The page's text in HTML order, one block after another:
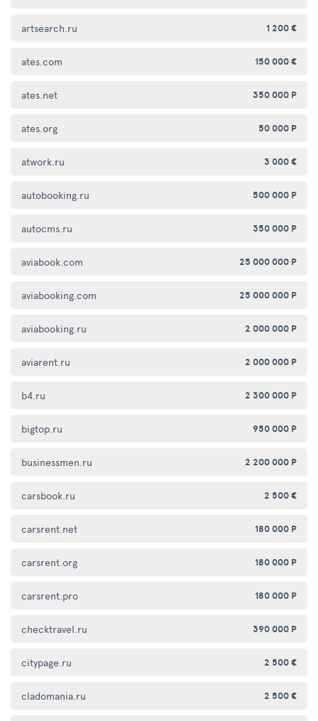
artsearch.ru 1 200 €
ates.com 150 000 €
ates.net 350 000 Р
ates.org 50 000 Р
atwork.ru 3 000 €
autobooking.ru 500 000 Р
autocms.ru 350 000 Р
aviabook.com 25 000 000 Р
aviabooking.com 25 000 000 Р
aviabooking.ru 2 000 000 Р
aviarent.ru 2 000 000 Р
b4.ru 2 300 000 Р
bigtop.ru 950 000 Р
businessmen.ru 2 200 000 Р
carsbook.ru 2 500 €
carsrent.net 180 000 Р
carsrent.org 180 000 Р
carsrent.pro 180 000 Р
checktravel.ru 390 000 Р
citypage.ru 2 500 €
cladomania.ru 2 500 €